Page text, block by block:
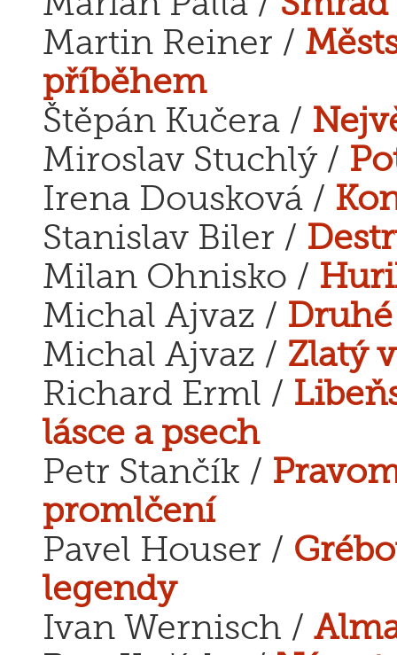
Martin Reiner /
příběhem
Štěpán Kučera /
Miroslav Stuchlý /
Irena Dousková /
Stanislav Biler /
Milan Ohnisko /
Michal Ajvaz /
Michal Ajvaz / Zlatý
Richard Erml /
lásce a psech
Petr Stančík /
promlčení
Pavel Houser /
legendy
Ivan Wernisch /